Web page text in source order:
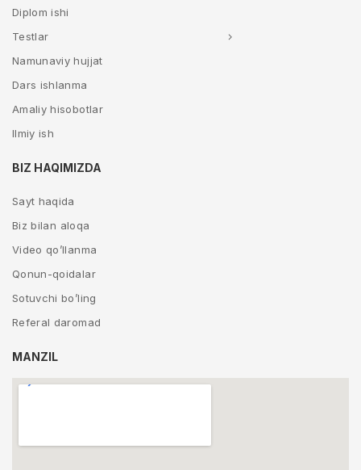
Diplom ishi
Testlar
Namunaviy hujjat
Dars ishlanma
Amaliy hisobotlar
Ilmiy ish
BIZ HAQIMIZDA
Sayt haqida
Biz bilan aloqa
Video qo’llanma
Qonun-qoidalar
Sotuvchi bo’ling
Referal daromad
MANZIL